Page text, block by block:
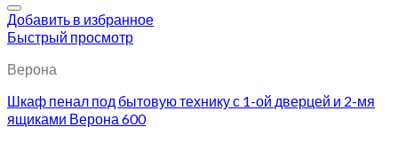
Добавить в избранное
Быстрый просмотр
Верона
Шкаф пенал под бытовую технику с 1-ой дверцей и 2-мя
ящиками Верона 600